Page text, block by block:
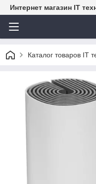
Интернет магазин IT
Каталог товаров IT